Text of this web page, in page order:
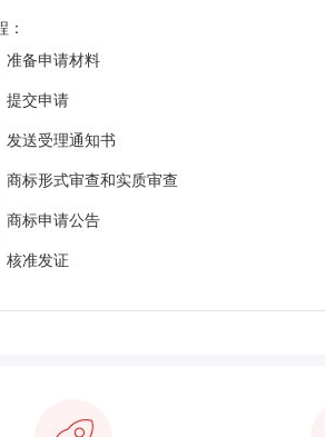
：
准备申请材料
提交申请
发送受理通知书
商标形式审查和实质审查
商标申请公告
核准发证